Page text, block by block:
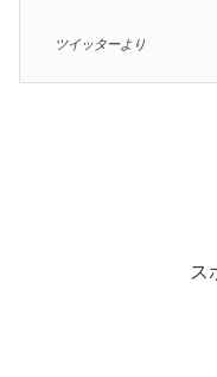
ツイッターより
ス